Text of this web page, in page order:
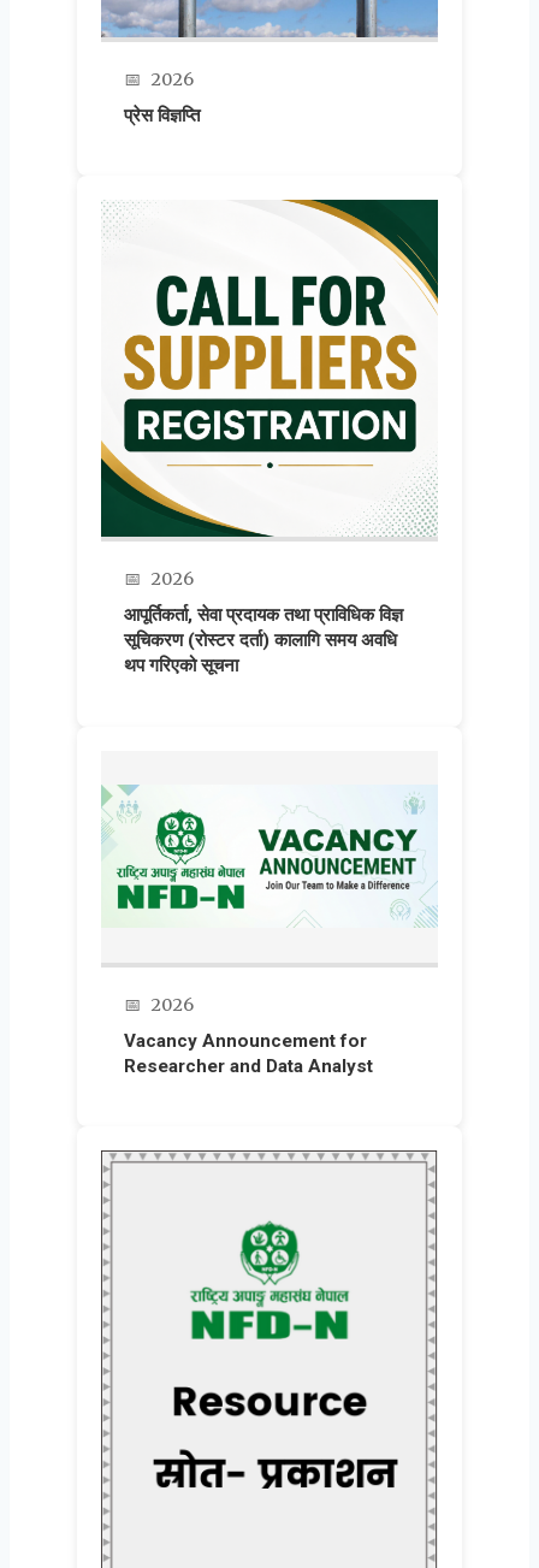
📅 2026
प्रेस विज्ञप्ति
📅 2026
आपूर्तिकर्ता, सेवा प्रदायक तथा प्राविधिक विज्ञ
सूचिकरण (रोस्टर दर्ता) कालागि समय अवधि
थप गरिएको सूचना
📅 2026
Vacancy Announcement for
Researcher and Data Analyst